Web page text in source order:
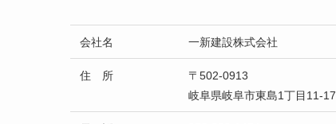
会社名 一新建設株式会社
住 所
〒502-0913
岐阜県岐阜市東島1丁目11-17